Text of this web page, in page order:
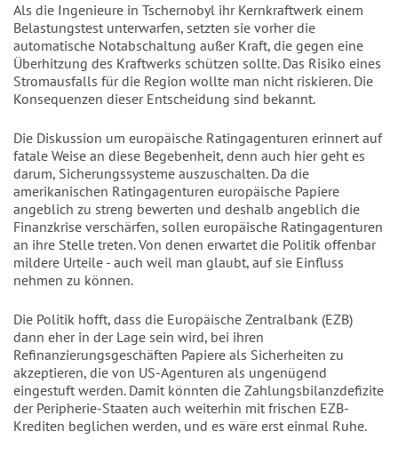
Als die Ingenieure in Tschernobyl ihr Kernkraftwerk einem
Belastungstest unterwarfen, setzten sie vorher die
automatische Notabschaltung außer Kraft, die gegen eine
Überhitzung des Kraftwerks schützen sollte. Das Risiko eines
Stromausfalls für die Region wollte man nicht riskieren. Die
Konsequenzen dieser Entscheidung sind bekannt.
Die Diskussion um europäische Ratingagenturen erinnert auf
fatale Weise an diese Begebenheit, denn auch hier geht es
darum, Sicherungssysteme auszuschalten. Da die
amerikanischen Ratingagenturen europäische Papiere
angeblich zu streng bewerten und deshalb angeblich die
Finanzkrise verschärfen, sollen europäische Ratingagenturen
an ihre Stelle treten. Von denen erwartet die Politik offenbar
mildere Urteile - auch weil man glaubt, auf sie Einfluss
nehmen zu können.
Die Politik hofft, dass die Europäische Zentralbank (EZB)
dann eher in der Lage sein wird, bei ihren
Refinanzierungsgeschäften Papiere als Sicherheiten zu
akzeptieren, die von US-Agenturen als ungenügend
eingestuft werden. Damit könnten die Zahlungsbilanzdefizite
der Peripherie-Staaten auch weiterhin mit frischen EZB-
Krediten beglichen werden, und es wäre erst einmal Ruhe.